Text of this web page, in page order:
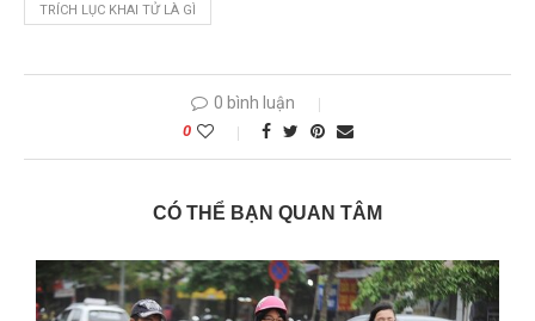
TRÍCH LỤC KHAI TỬ LÀ GÌ
0 bình luận
0
CÓ THỂ BẠN QUAN TÂM